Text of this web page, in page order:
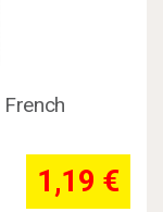
1,19 €